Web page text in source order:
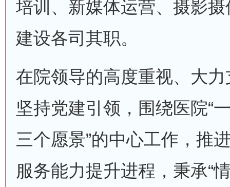
培训、新媒体运营、摄影
建设各司其职。
在院领导的高度重视、大
坚持党建引领，围绕医院“
三个愿景”的中心工作，推
服务能力提升进程，秉承“